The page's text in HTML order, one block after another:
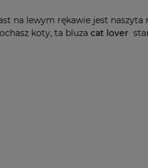
na lewym rękawie jest naszyta
koty, ta bluza cat lover